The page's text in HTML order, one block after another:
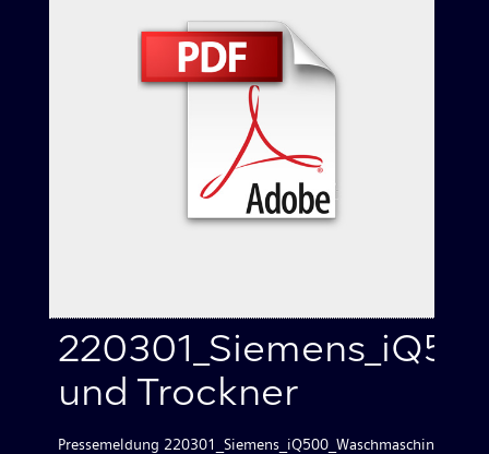
Kühlen & Gefrieren
Kontakt
und Trockner
Pressemeldung 220301_Siemens_iQ500_Waschmaschine und